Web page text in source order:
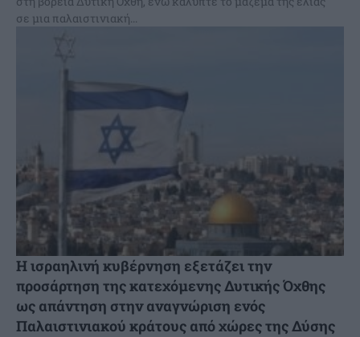
σε μια παλαιστινιακή...
Η ισραηλινή κυβέρνηση εξετάζει την
προσάρτηση της κατεχόμενης Δυτικής Όχθης
ως απάντηση στην αναγνώριση ενός
Παλαιστινιακού κράτους από χώρες της Δύσης